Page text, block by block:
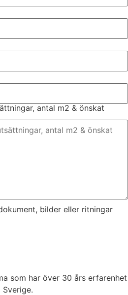
antal m2 & önskat
bilder eller ritningar
som har över 30 års erfarenhet